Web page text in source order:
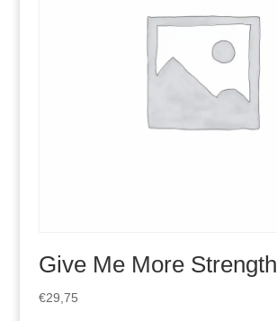
Give Me More Strength
€29,75